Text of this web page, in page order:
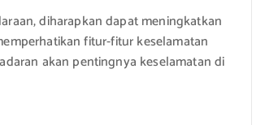
diharapkan dapat meningkatkan
fitur-fitur keselamatan
akan pentingnya keselamatan di